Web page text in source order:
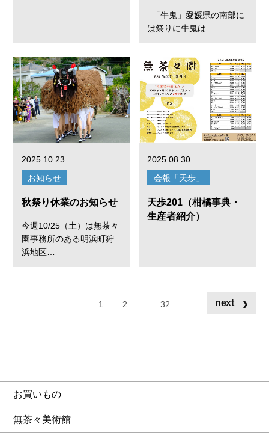
「牛鬼」愛媛県の南部に
は祭りに牛鬼は…
2025.10.23
お知らせ
秋祭り休業のお知らせ
今週10/25（土）は無茶々
園事務所のある明浜町狩
浜地区…
2025.08.30
会報「天歩」
天歩201（柑橘事典・
生産者紹介）
1 2 … 32 next ›
お買いもの
無茶々美術館